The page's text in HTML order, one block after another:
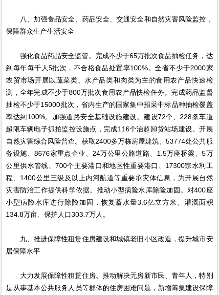
八、加强食品安全、药品安全、交通安全和自然灾害风险监控，
保障群众生产生活安全
强化食品药品安全监管。完成不少于65万批次食品抽检任务，达
到每年每千人5批次，不合格食品处置率100%。全省不少于2000家
农贸市场开展以蔬菜类、水产品类和肉类为主的食用农产品快速检
测，全年完成不少于800万批次食用农产品快检任务。完成药品监督
抽检不少于15000批次，省内生产的国家集中招采中标品种抽检覆盖
率达到100%。加强道路安全基础设施建设。建设72个、228条车道
超限车辆电子抓拍监控设施点，完成116个治超卸货站场建设。开展
自然灾害综合风险普查。获取2400多万栋房屋建筑、53774处公共服
务设施、8676家重点企业、24万公里公路道路、1.5万座桥梁、5万
公里供水管线、700个主要港口和地区性重要港口、17300宗水利工
程、1400公里三级及以上内河航道等重要承灾体信息，为开展自然
灾害防治工作提供科学依据。推动小型病险水库除险加固。对400座
小型病险水库进行除险加固，恢复蓄水量3.6亿立方米、灌溉面积
134.8万亩、保护人口303.7万人。
九、推进保障性租赁住房建设和城镇老旧小区改造，提升城市安
居保障水平
大力发展保障性租赁住房。推动解决无房新市民、青年人，特别
是从事基本公共服务人员等群体的住房困难问题，新增筹集建设保障